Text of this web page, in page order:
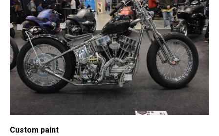
Custom paint